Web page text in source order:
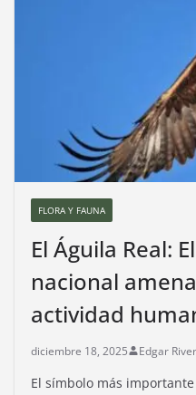
FLORA Y FAUNA
El Águila Real:
nacional
actividad
diciembre 18, 2025 Edgar
El símbolo más